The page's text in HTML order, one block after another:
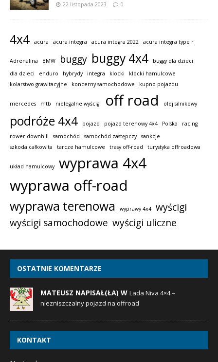
22 listopada 2023 0
4x4 acura acura integra acura integra 2022 acura integra type r
Adrenalina BMW buggy buggy 4x4
buggy dla dzieci
dla dzieci
enduro hybrydy integra klocki
klocki hamulcowe
kolarstwo grawitacyjne
koncerny samochodowe kupno pojazdu
mercedes mtb nielegalne wyścigi off road olej silnikowy
podróże 4x4 pojazd pojazd terenowy 4x4 Polska
racing
rower downhill
samochód samochód zastępczy
sankcje
szkoda całkowita
tarcze hamulcowe trasy off-road turystyka offroadowa
układ hamulcowy
wyprawa 4x4
wyprawa off-road
wyprawa terenowa wyprawy 4x4
wyścigi
wyścigi samochodowe wyścigi uliczne
OSTATNIE KOMENTARZE
MATEUSZ NAPISAŁ(ŁA) W Lada Niva 4×4 –
niezniszczalny pojazd na offroad
KONTAKT